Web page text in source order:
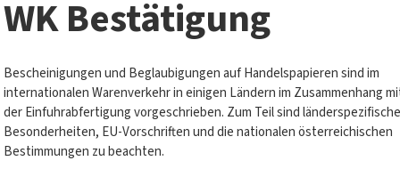
WK Bestätigung
Bescheinigungen und Beglaubigungen auf Handelspapieren sind im
internationalen Warenverkehr in einigen Ländern im Zusammenhang
der Einfuhrabfertigung vorgeschrieben. Zum Teil sind länderspezifische
Besonderheiten, EU-Vorschriften und die nationalen österreichischen
Bestimmungen zu beachten.